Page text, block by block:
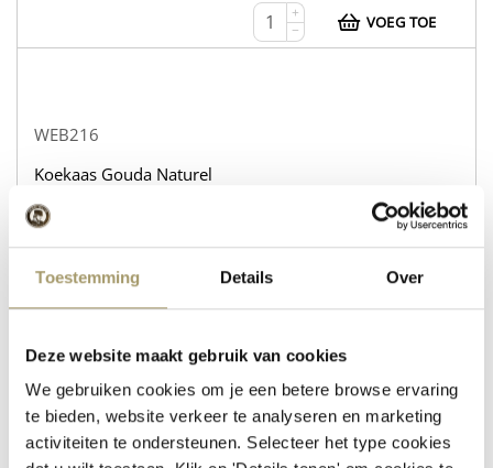
Toestemming Details Over
Deze website maakt gebruik van cookies
We gebruiken cookies om je een betere browse ervaring
te bieden, website verkeer te analyseren en marketing
activiteiten te ondersteunen. Selecteer het type cookies
+
−
VOEG TOE
WEB216
Koekaas Gouda Naturel
Schapenkaas Rozemarijn Tijm
WEB232